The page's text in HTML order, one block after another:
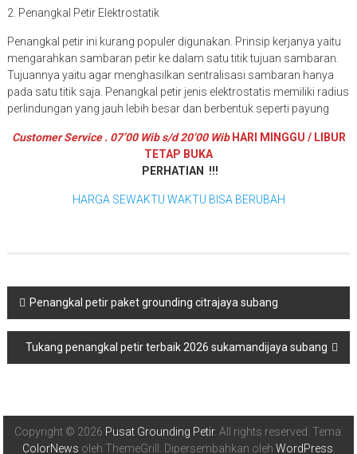
2. Penangkal Petir Elektrostatik
Penangkal petir ini kurang populer digunakan. Prinsip kerjanya yaitu
mengarahkan sambaran petir ke dalam satu titik tujuan sambaran.
Tujuannya yaitu agar menghasilkan sentralisasi sambaran hanya
pada satu titik saja. Penangkal petir jenis elektrostatis memiliki radius
perlindungan yang jauh lebih besar dan berbentuk seperti payung
Customer Service . 07’00 Wib s/d 20’00 WibHARI MINGGU / LIBUR
TETAP BUKA
PERHATIAN !!!
HARGA SEWAKTU WAKTU BISA BERUBAH
Navigasi
pos
Penangkal petir paket grounding citrajaya subang
Tukang penangkal petir terbaik 2026 sukamandijaya subang
Copyright © 2026 Pusat Grounding Petir. All rights reserved. Tema:
ColorNews oleh ThemeGrill. Dipersembahkan oleh WordPress